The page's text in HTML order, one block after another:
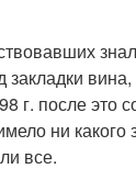
закладки вина,
г. после это
ни
все.